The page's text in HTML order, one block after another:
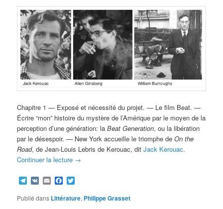
Chapitre 1 — Exposé et nécessité du projet. — Le film Beat. —
Écrire “mon” histoire du mystère de l’Amérique par le moyen de la
perception d’une génération: laBeat Generation, ou la libération
par le désespoir. — New York accueille le triomphe deOn the
Road, de Jean-Louis Lebris de Kerouac, ditJack Kerouac.
Continuer la lecture →
Telegram
VK EmailFacebook
Publié dans Littérature, Philippe Grasset